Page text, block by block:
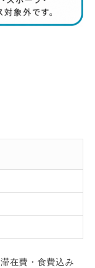
在費・食費込み